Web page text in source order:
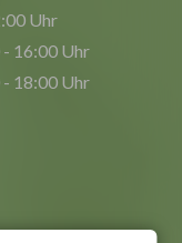
Uhr
- 16:00 Uhr
- 18:00 Uhr